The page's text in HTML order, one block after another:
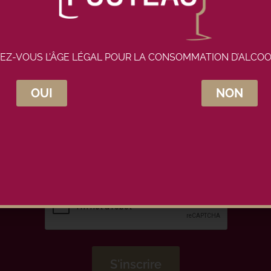
vous à la newsletter Maison
VOUS L’ÂGE LÉGAL POUR LA CONSOMMATION
OUI NON